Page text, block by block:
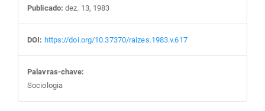
Publicado: dez. 13, 1983
DOI: https://doi.org/10.37370/raizes.1983.v.617
Palavras-chave:
Sociologia